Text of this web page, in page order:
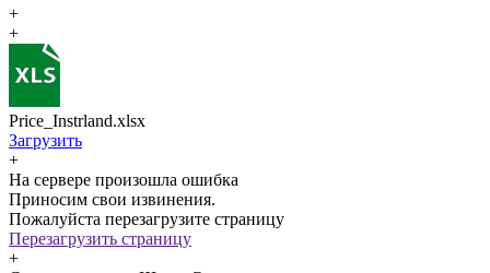
+
+
Price_Instrland.xlsx
Загрузить
+
На сервере произошла ошибка
Приносим свои извинения.
Пожалуйста перезагрузите страницу
Перезагрузить страницу
+